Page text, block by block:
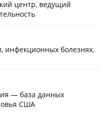
центр, ведущий
инфекционных болезнях,
— база данных
США